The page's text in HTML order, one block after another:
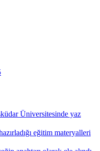
Üniversitesinde yaz
eğitim materyalleri